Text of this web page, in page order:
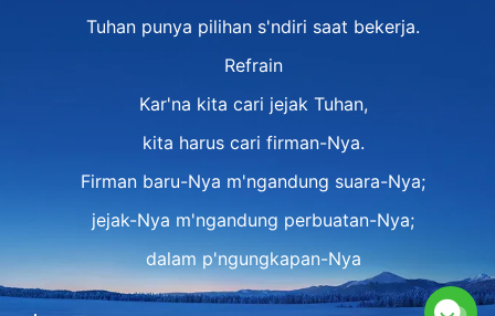
Tuhan punya pilihan s'ndiri saat bekerja.
Refrain
Kar'na kita cari jejak Tuhan,
kita harus cari firman-Nya.
Firman baru-Nya m'ngandung suara-Nya;
jejak-Nya m'ngandung perbuatan-Nya;
dalam p'ngungkapan-Nya
terdapat p'nampakan-Nya;